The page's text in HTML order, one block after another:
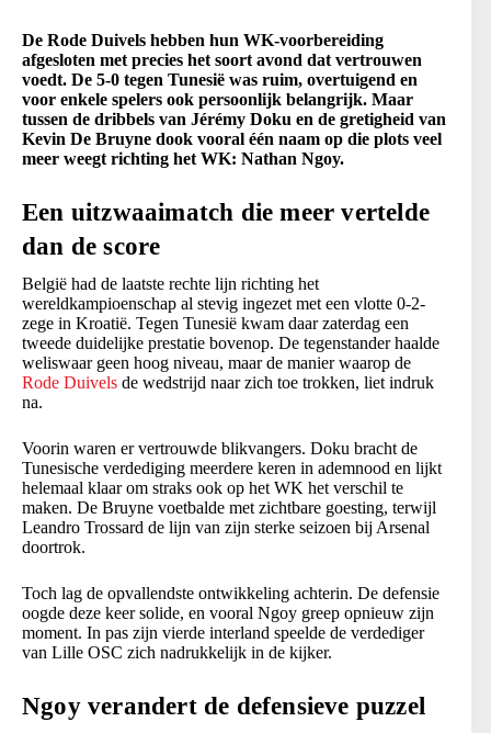
De Rode Duivels hebben hun WK-voorbereiding
afgesloten met precies het soort avond dat vertrouwen
voedt. De 5-0 tegen Tunesië was ruim, overtuigend en
voor enkele spelers ook persoonlijk belangrijk. Maar
tussen de dribbels van Jérémy Doku en de gretigheid van
Kevin De Bruyne dook vooral één naam op die plots veel
meer weegt richting het WK: Nathan Ngoy.
Een uitzwaaimatch die meer vertelde
dan de score
België had de laatste rechte lijn richting het
wereldkampioenschap al stevig ingezet met een vlotte 0-2-
zege in Kroatië. Tegen Tunesië kwam daar zaterdag een
tweede duidelijke prestatie bovenop. De tegenstander haalde
weliswaar geen hoog niveau, maar de manier waarop de
Rode Duivels de wedstrijd naar zich toe trokken, liet indruk
na.
Voorin waren er vertrouwde blikvangers. Doku bracht de
Tunesische verdediging meerdere keren in ademnood en lijkt
helemaal klaar om straks ook op het WK het verschil te
maken. De Bruyne voetbalde met zichtbare goesting, terwijl
Leandro Trossard de lijn van zijn sterke seizoen bij Arsenal
doortrok.
Toch lag de opvallendste ontwikkeling achterin. De defensie
oogde deze keer solide, en vooral Ngoy greep opnieuw zijn
moment. In pas zijn vierde interland speelde de verdediger
van Lille OSC zich nadrukkelijk in de kijker.
Ngoy verandert de defensieve puzzel